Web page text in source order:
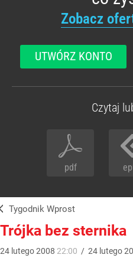
Zobacz
UTWÓRZ KONTO
Czytaj
pdf
Tygodnik Wprost
Trójka bez sternika
24 lutego2008 22:00 / 24 lutego